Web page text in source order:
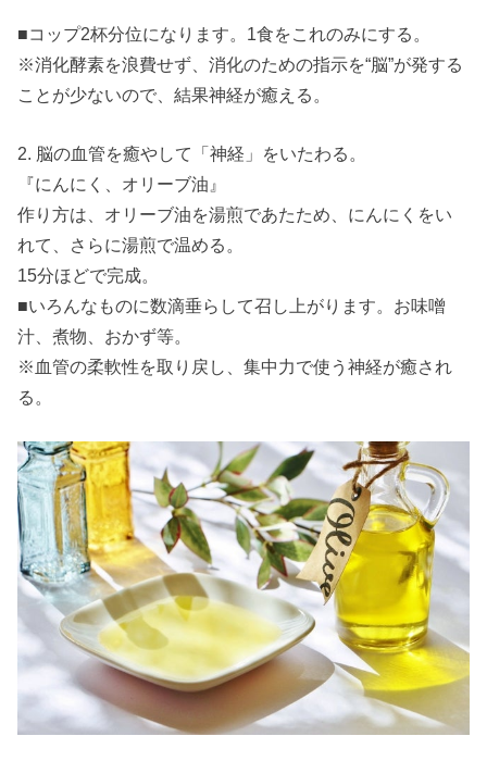
■コップ2杯分位になります。1食をこれのみにする。
※消化酵素を浪費せず、消化のための指示を“脳”が発する
ことが少ないので、結果神経が癒える。
2. 脳の血管を癒やして「神経」をいたわる。
『にんにく、オリーブ油』
作り方は、オリーブ油を湯煎であたため、にんにくをい
れて、さらに湯煎で温める。
15分ほどで完成。
■いろんなものに数滴垂らして召し上がります。お味噌
汁、煮物、おかず等。
※血管の柔軟性を取り戻し、集中力で使う神経が癒され
る。